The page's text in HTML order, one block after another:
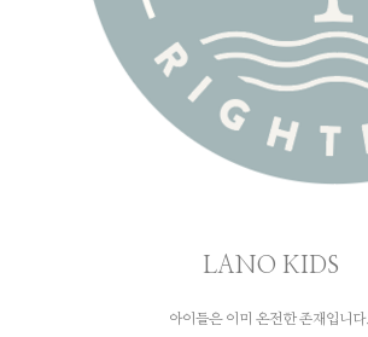
LANO KIDS
아이들은 이미 온전한 존재입니다.